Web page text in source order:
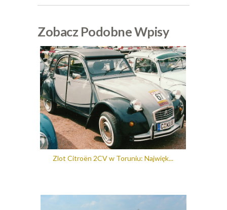
Zobacz Podobne Wpisy
Zlot Citroën 2CV w Toruniu: Najwięk...